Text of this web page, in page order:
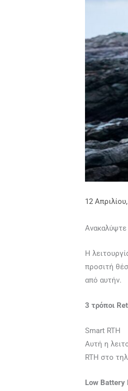
12
Ανακαλύψτε
Η
προσιτή
από αυτήν.
3 τρόποι
Smart RTH
Αυτή η
RTH στο
Low Battery